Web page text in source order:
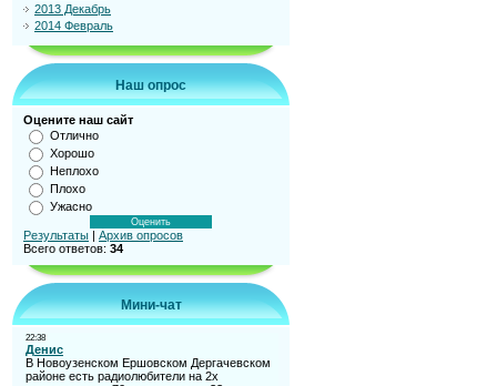
2013 Декабрь
2014 Февраль
Наш опрос
Оцените наш сайт
Отлично
Хорошо
Неплохо
Плохо
Ужасно
Результаты | Архив опросов
Всего ответов: 34
Мини-чат